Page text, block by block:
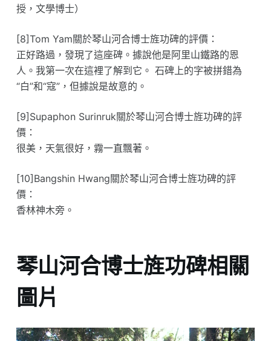
授，文學博士）
[8]Tom Yam關於琴山河合博士旌功碑的評價：
正好路過，發現了這座碑。據說他是阿里山鐵路的恩
人。我第一次在這裡了​​解到它。 石碑上的字被拼錯為
“白”和“寇”，但據說是故意的。
[9]Supaphon Surinruk關於琴山河合博士旌功碑的評
價：
很美，天氣很好，霧一直飄著。
[10]Bangshin Hwang關於琴山河合博士旌功碑的評
價：
香林神木旁。
琴山河合博士旌功碑相關
圖片